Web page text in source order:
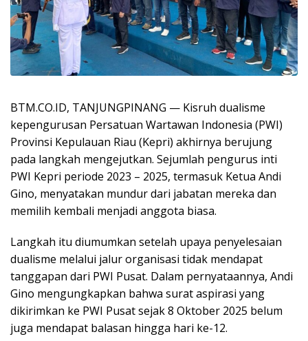
BTM.CO.ID, TANJUNGPINANG — Kisruh dualisme
kepengurusan Persatuan Wartawan Indonesia (PWI)
Provinsi Kepulauan Riau (Kepri) akhirnya berujung
pada langkah mengejutkan. Sejumlah pengurus inti
PWI Kepri periode 2023 – 2025, termasuk Ketua Andi
Gino, menyatakan mundur dari jabatan mereka dan
memilih kembali menjadi anggota biasa.
Langkah itu diumumkan setelah upaya penyelesaian
dualisme melalui jalur organisasi tidak mendapat
tanggapan dari PWI Pusat. Dalam pernyataannya, Andi
Gino mengungkapkan bahwa surat aspirasi yang
dikirimkan ke PWI Pusat sejak 8 Oktober 2025 belum
juga mendapat balasan hingga hari ke-12.